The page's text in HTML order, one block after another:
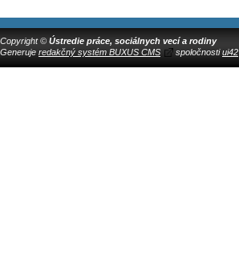
Copyright © Ústredie práce, sociálnych vecí a rodiny
Generuje redakčný systém BUXUS CMS spoločnostiui42